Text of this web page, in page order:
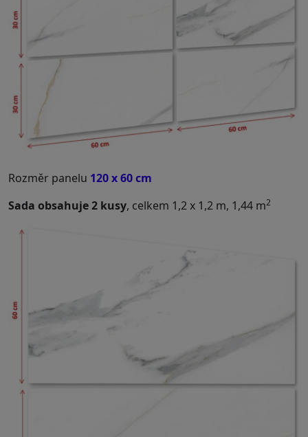
Rozměr panelu 120 x 60 cm
Sada obsahuje 2 kusy, celkem 1,2 x 1,2 m, 1,44 m2